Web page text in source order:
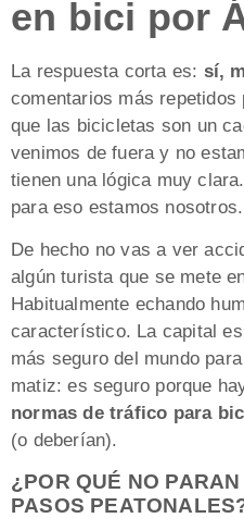
en bici por
La respuesta corta es: sí,
comentarios más
que las bicicletas son un
venimos de fuera y no
tienen una lógica muy
para eso estamos nosotros.
De hecho no vas a ver
algún turista que se mete
Habitualmente echando
característico. La capital
más seguro del mundo
matiz: es seguro porque
normas de tráfico para
(o deberían).
¿POR QUÉ NO
PASOS